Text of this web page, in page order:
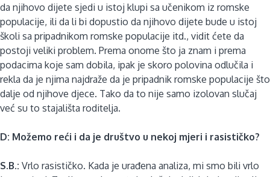
da njihovo dijete sjedi u istoj klupi sa učenikom iz romske
populacije, ili da li bi dopustio da njihovo dijete bude u istoj
školi sa pripadnikom romske populacije itd., vidit ćete da
postoji veliki problem. Prema onome što ja znam i prema
podacima koje sam dobila, ipak je skoro polovina odlučila i
rekla da je njima najdraže da je pripadnik romske populacije što
dalje od njihove djece. Tako da to nije samo izolovan slučaj
već su to stajališta roditelja.
D: Možemo reći i da je društvo u nekoj mjeri i rasističko?
S.B.: Vrlo rasističko. Kada je urađena analiza, mi smo bili vrlo